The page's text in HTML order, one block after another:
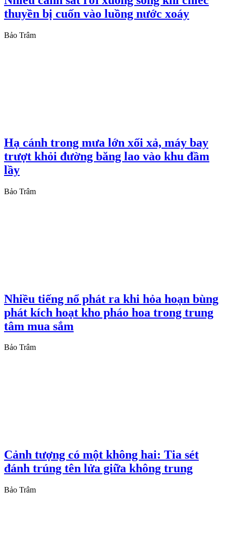
thuyền bị cuốn vào luồng nước xoáy
Bảo Trâm
Hạ cánh trong mưa lớn xối xả, máy bay
trượt khỏi đường băng lao vào khu đầm
lầy
Bảo Trâm
Nhiều tiếng nổ phát ra khi hỏa hoạn bùng
phát kích hoạt kho pháo hoa trong trung
tâm mua sắm
Bảo Trâm
Cảnh tượng có một không hai: Tia sét
đánh trúng tên lửa giữa không trung
Bảo Trâm